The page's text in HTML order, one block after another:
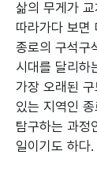
삶의 무게가
따라가다 보면
종로의 구석구
시대를 달리하
가장 오래된
있는 지역인
탐구하는 과정
일이기도 하다.